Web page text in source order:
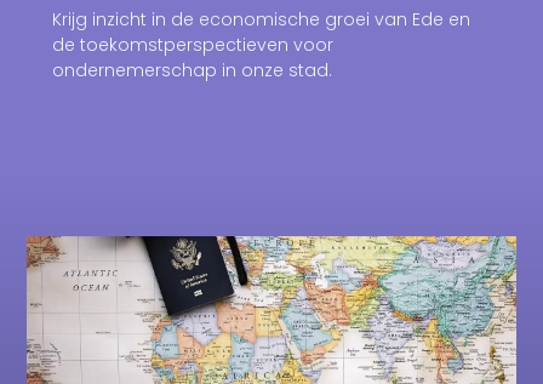
Krijg inzicht in de economische groei van Ede en
de toekomstperspectieven voor
ondernemerschap in onze stad.